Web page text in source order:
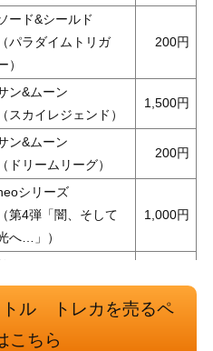
ード&シールド
（パラダイムトリガ
）
200
ン&ムーン
（スカイレジェンド）
1,500
ン&ムーン
（ドリームリーグ）
200
シリーズ
（第4弾「闇、そして
へ…」）
1,000
ひかる伝説）
ソード&シールド
スターバース）
トル トレカを売るペ
こちら